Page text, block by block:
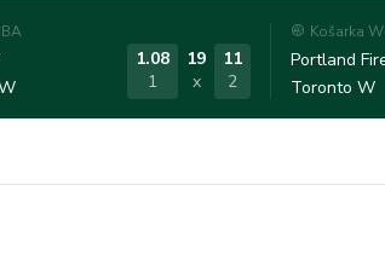
1.08
1
19
x
11
2
Košarka
Portland
Toronto W